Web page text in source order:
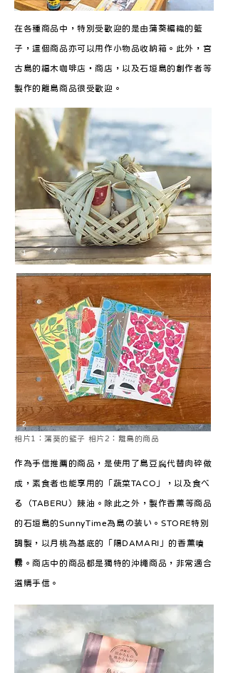
在各種商品中，特別受歡迎的是由蒲葵編織的籃
子，這個商品亦可以用作小物品收納箱。此外，宮
古島的福木咖啡店・商店，以及石垣島的創作者等
製作的離島商品很受歡迎。
1
2
相片1：蒲葵的籃子 相片2：離島的商品
作為手信推薦的商品，是使用了島豆腐代替肉碎做
成，素食者也能享用的「蔬菜TACO」，以及食べ
る（TABERU）辣油。除此之外，製作香薰等商品
的石垣島的SunnyTime為島の装い。STORE特別
調製，以月桃為基底的「陽DAMARI」的香薰噴
霧。商店中的商品都是獨特的沖繩商品，非常適合
選購手信。